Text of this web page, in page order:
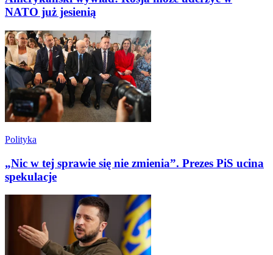
NATO już jesienią
Polityka
„Nic w tej sprawie się nie zmienia”. Prezes PiS ucina
spekulacje